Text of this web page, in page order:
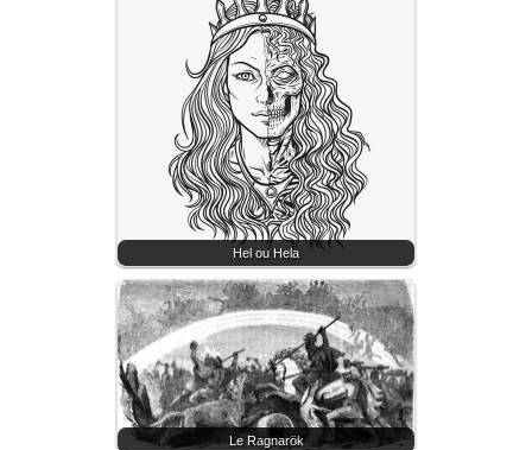
Hel ou Hela
Le Ragnarök